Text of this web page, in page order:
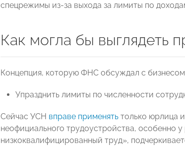
спецрежимы из-за выхода за лимиты по
Как могла бы выглядеть
Концепция, которую ФНС обсуждал с
Упразднить лимиты по численности
Сейчас УСН вправе применять только юрлица
неофициального трудоустройства, особенно
низкоквалифицированный труд»,